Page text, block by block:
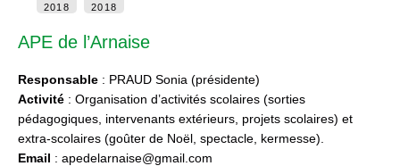
2018 2018
APE de l’Arnaise
Responsable : PRAUD Sonia (présidente)
Activité : Organisation d’activités scolaires (sorties
pédagogiques, intervenants extérieurs, projets scolaires) et
extra-scolaires (goûter de Noël, spectacle, kermesse).
Email : apedelarnaise@gmail.com